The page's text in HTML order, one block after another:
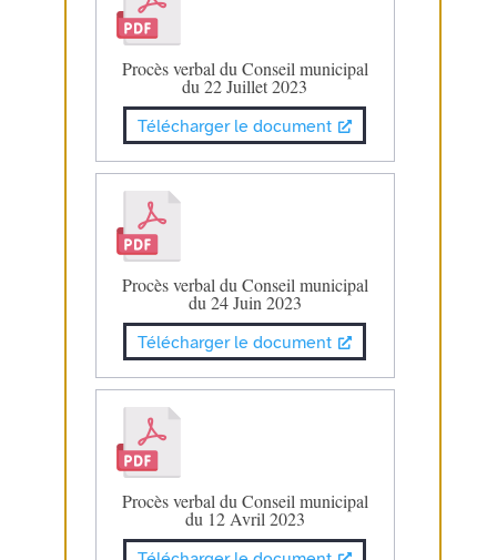
Procès verbal du Conseil municipal
du 22 Juillet 2023
Télécharger le document
Procès verbal du Conseil municipal
du 24 Juin 2023
Télécharger le document
Procès verbal du Conseil municipal
du 12 Avril 2023